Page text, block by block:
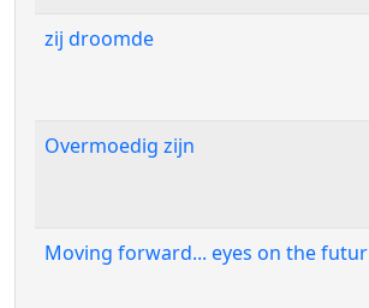
zij droomde
Overmoedig zijn
Moving forward... eyes on the futur